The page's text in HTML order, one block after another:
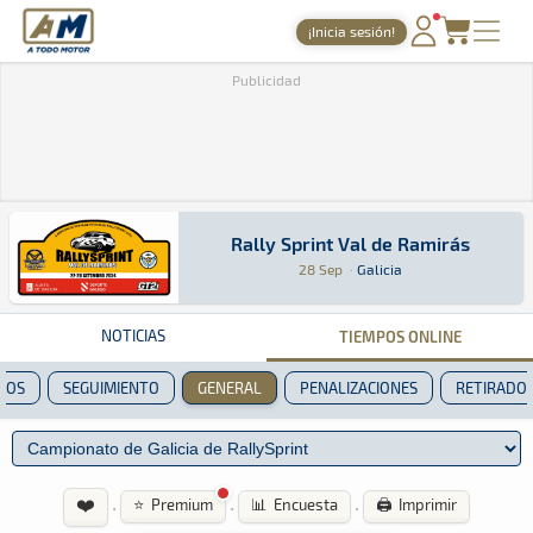
A Todo Motor · Revista del motor desde 1999
¡Inicia sesión!
GALERÍAS
TIENDA
ARCHIVO
Publicidad
Rally Sprint Val de Ramirás
Rally Sprint Val de Ramirás
28 Sep · Galicia
Rally Sprint · Rally Sprint Val de Ramirás:
NOTICIAS TIEMPOS ONLINE
SEGUIMIENTO GENERAL PENALIZACIONES
❤️ · ⭐ Premium · 📊 Encuesta · 🖨️ Imprimir